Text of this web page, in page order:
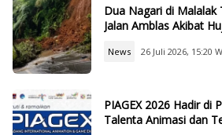
Dua Nagari di
Jalan Amblas Akibat
News 26 Juli 2026, 15:20
PIAGEX 2026 Hadir di
Talenta Animasi dan